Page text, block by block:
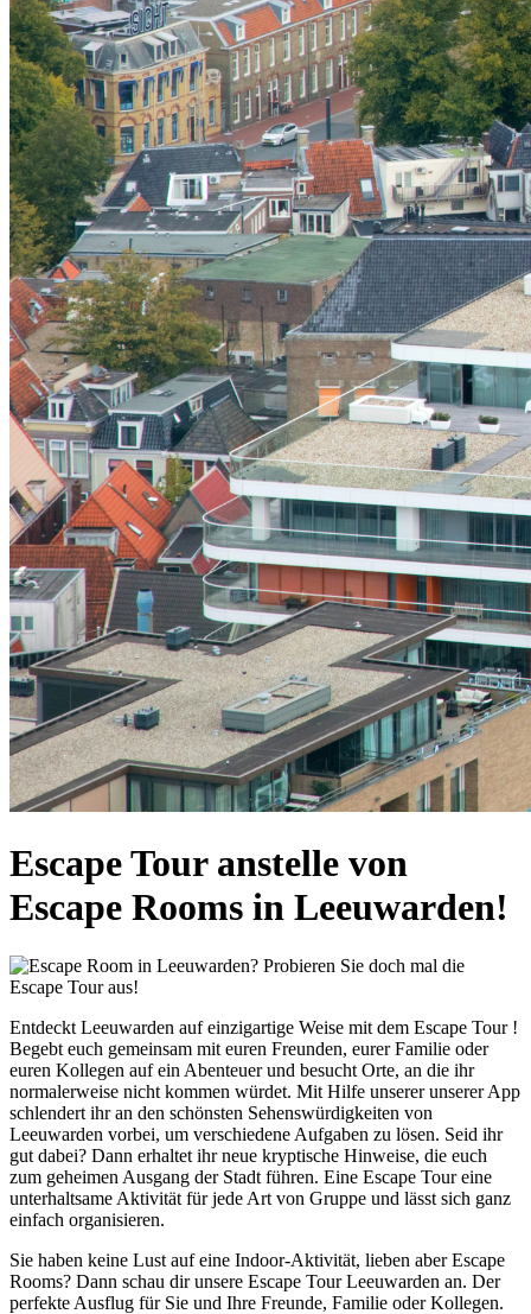
Escape Tour anstelle von
Escape Rooms in Leeuwarden!
Entdeckt Leeuwarden auf einzigartige Weise mit dem Escape Tour !
Begebt euch gemeinsam mit euren Freunden, eurer Familie oder
euren Kollegen auf ein Abenteuer und besucht Orte, an die ihr
normalerweise nicht kommen würdet. Mit Hilfe unserer unserer App
schlendert ihr an den schönsten Sehenswürdigkeiten von
Leeuwarden vorbei, um verschiedene Aufgaben zu lösen. Seid ihr
gut dabei? Dann erhaltet ihr neue kryptische Hinweise, die euch
zum geheimen Ausgang der Stadt führen. Eine Escape Tour eine
unterhaltsame Aktivität für jede Art von Gruppe und lässt sich ganz
einfach organisieren.
Sie haben keine Lust auf eine Indoor-Aktivität, lieben aber Escape
Rooms? Dann schau dir unsere Escape Tour Leeuwarden an. Der
perfekte Ausflug für Sie und Ihre Freunde, Familie oder Kollegen.